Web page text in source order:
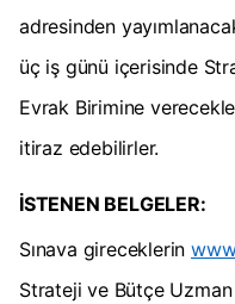
adresinden
üç iş günü içerisinde
Evrak Birimine
itiraz edebilirler.
İSTENEN BELGELER:
Sınava gireceklerin
Strateji ve Bütçe Uzman